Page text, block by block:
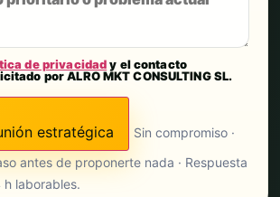
de privacidady el contacto
por ALRO MKT CONSULTING SL.
estratégica
Sin compromiso ·
antes de proponerte nada · Respuesta
h laborables.